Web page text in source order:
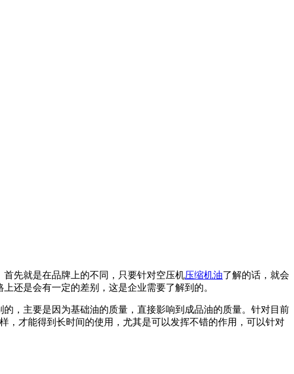
先就是在品牌上的不同，只要针对空压机压缩机油了解的话，就会
还是会有一定的差别，这是企业需要了解到的。
，主要是因为基础油的质量，直接影响到成品油的质量。针对目前
，才能得到长时间的使用，尤其是可以发挥不错的作用，可以针对